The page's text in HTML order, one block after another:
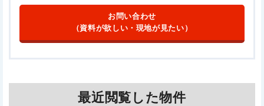
お問い合わせ
（資料が欲しい・現地が見たい）
最近閲覧した物件